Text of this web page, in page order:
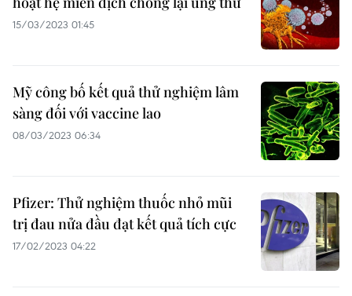
15/03/2023 01:45
Mỹ công bố kết quả thử nghiệm lâm
sàng đối với vaccine lao
08/03/2023 06:34
Pfizer: Thử nghiệm thuốc nhỏ mũi
trị đau nửa đầu đạt kết quả tích cực
17/02/2023 04:22